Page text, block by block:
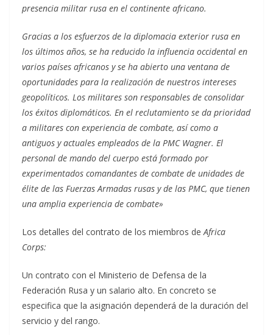
presencia militar rusa en el continente africano.
Gracias a los esfuerzos de la diplomacia exterior rusa en
los últimos años, se ha reducido la influencia occidental en
varios países africanos y se ha abierto una ventana de
oportunidades para la realización de nuestros intereses
geopolíticos. Los militares son responsables de consolidar
los éxitos diplomáticos. En el reclutamiento se da prioridad
a militares con experiencia de combate, así como a
antiguos y actuales empleados de la PMC Wagner. El
personal de mando del cuerpo está formado por
experimentados comandantes de combate de unidades de
élite de las Fuerzas Armadas rusas y de las PMC, que tienen
una amplia experiencia de combate»
Los detalles del contrato de los miembros deAfrica
Corps:
Un contrato con el Ministerio de Defensa de la
Federación Rusa y un salario alto. En concreto se
especifica que la asignación dependerá de la duración del
servicio y del rango.